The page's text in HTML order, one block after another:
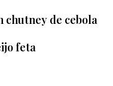
chutney de cebola
feta